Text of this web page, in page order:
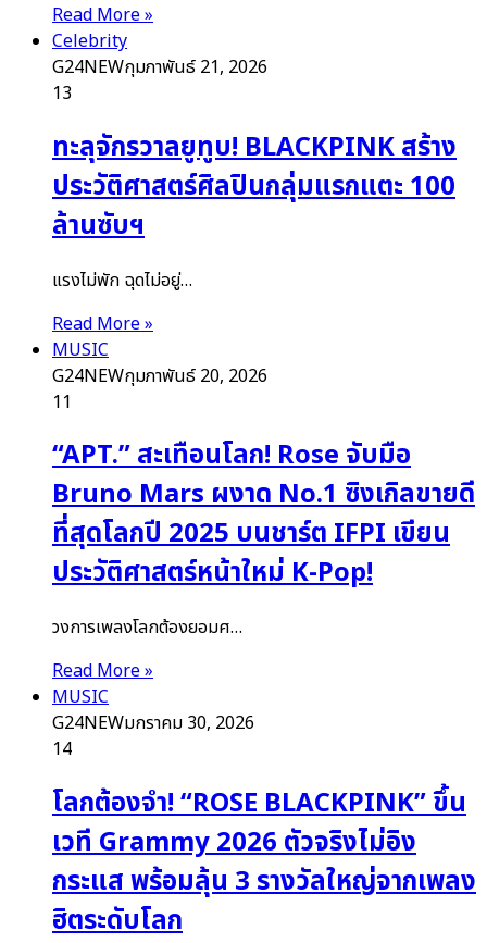
Read More »
Celebrity
G24NEWกุมภาพันธ์ 21, 2026
13
ทะลุจักรวาลยูทูบ! BLACKPINK สร้าง
ประวัติศาสตร์ศิลปินกลุ่มแรกแตะ 100
ล้านซับฯ
แรงไม่พัก ฉุดไม่อยู่…
Read More »
MUSIC
G24NEWกุมภาพันธ์ 20, 2026
11
“APT.” สะเทือนโลก! Rose จับมือ
Bruno Mars ผงาด No.1 ซิงเกิลขายดี
ที่สุดโลกปี 2025 บนชาร์ต IFPI เขียน
ประวัติศาสตร์หน้าใหม่ K-Pop!
วงการเพลงโลกต้องยอมศ…
Read More »
MUSIC
G24NEWมกราคม 30, 2026
14
โลกต้องจำ! “ROSE BLACKPINK” ขึ้น
เวที Grammy 2026 ตัวจริงไม่อิง
กระแส พร้อมลุ้น 3 รางวัลใหญ่จากเพลง
ฮิตระดับโลก